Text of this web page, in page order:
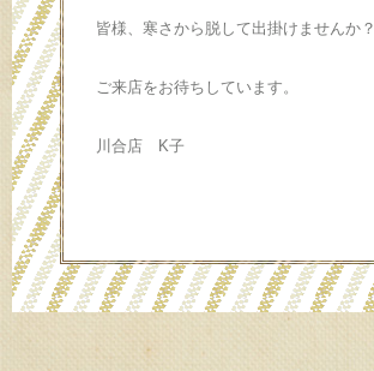
皆様、寒さから脱して出掛けませんか？
ご来店をお待ちしています。
川合店 K子